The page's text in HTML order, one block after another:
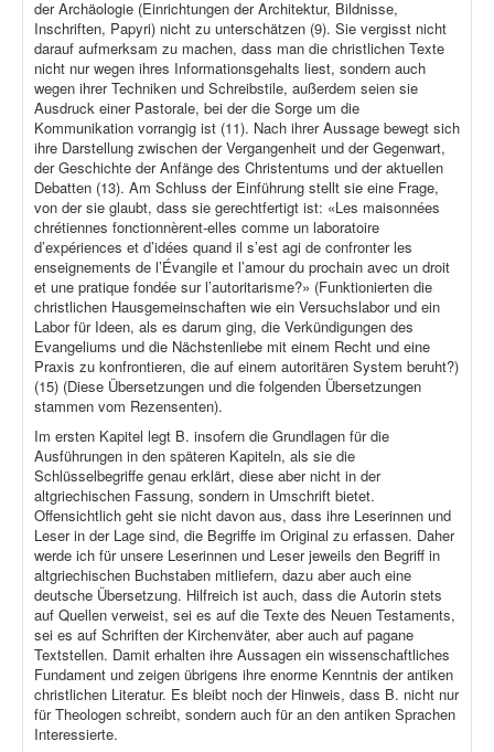
der Archäologie (Einrichtungen der Architektur, Bildnisse,
Inschriften, Papyri) nicht zu unterschätzen (9). Sie vergisst nicht
darauf aufmerksam zu machen, dass man die christlichen Texte
nicht nur wegen ihres Informationsgehalts liest, sondern auch
wegen ihrer Techniken und Schreibstile, außerdem seien sie
Ausdruck einer Pastorale, bei der die Sorge um die
Kommunikation vorrangig ist (11). Nach ihrer Aussage bewegt sich
ihre Darstellung zwischen der Vergangenheit und der Gegenwart,
der Geschichte der Anfänge des Christentums und der aktuellen
Debatten (13). Am Schluss der Einführung stellt sie eine Frage,
von der sie glaubt, dass sie gerechtfertigt ist: «Les maisonnées
chrétiennes fonctionnèrent-elles comme un laboratoire
d’expériences et d’idées quand il s’est agi de confronter les
enseignements de l’Évangile et l’amour du prochain avec un droit
et une pratique fondée sur l’autoritarisme?» (Funktionierten die
christlichen Hausgemeinschaften wie ein Versuchslabor und ein
Labor für Ideen, als es darum ging, die Verkündigungen des
Evangeliums und die Nächstenliebe mit einem Recht und eine
Praxis zu konfrontieren, die auf einem autoritären System beruht?)
(15) (Diese Übersetzungen und die folgenden Übersetzungen
stammen vom Rezensenten).
Im ersten Kapitel legt B. insofern die Grundlagen für die
Ausführungen in den späteren Kapiteln, als sie die
Schlüsselbegriffe genau erklärt, diese aber nicht in der
altgriechischen Fassung, sondern in Umschrift bietet.
Offensichtlich geht sie nicht davon aus, dass ihre Leserinnen und
Leser in der Lage sind, die Begriffe im Original zu erfassen. Daher
werde ich für unsere Leserinnen und Leser jeweils den Begriff in
altgriechischen Buchstaben mitliefern, dazu aber auch eine
deutsche Übersetzung. Hilfreich ist auch, dass die Autorin stets
auf Quellen verweist, sei es auf die Texte des Neuen Testaments,
sei es auf Schriften der Kirchenväter, aber auch auf pagane
Textstellen. Damit erhalten ihre Aussagen ein wissenschaftliches
Fundament und zeigen übrigens ihre enorme Kenntnis der antiken
christlichen Literatur. Es bleibt noch der Hinweis, dass B. nicht nur
für Theologen schreibt, sondern auch für an den antiken Sprachen
Interessierte.